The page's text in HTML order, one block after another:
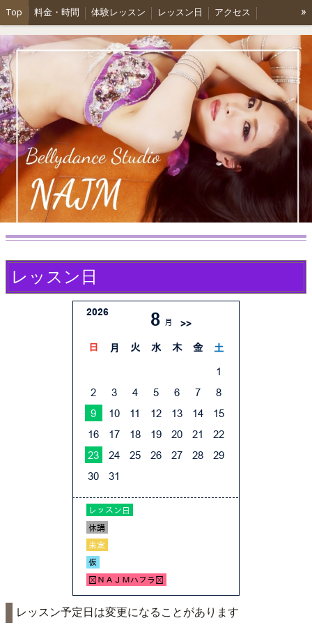
Top 料金・時間 体験レッスン レッスン日 アクセス
ショーのお知らせ プロフィール 各種パーティーご依頼
»
レッスン日
レッスン予定日は変更になることがあります